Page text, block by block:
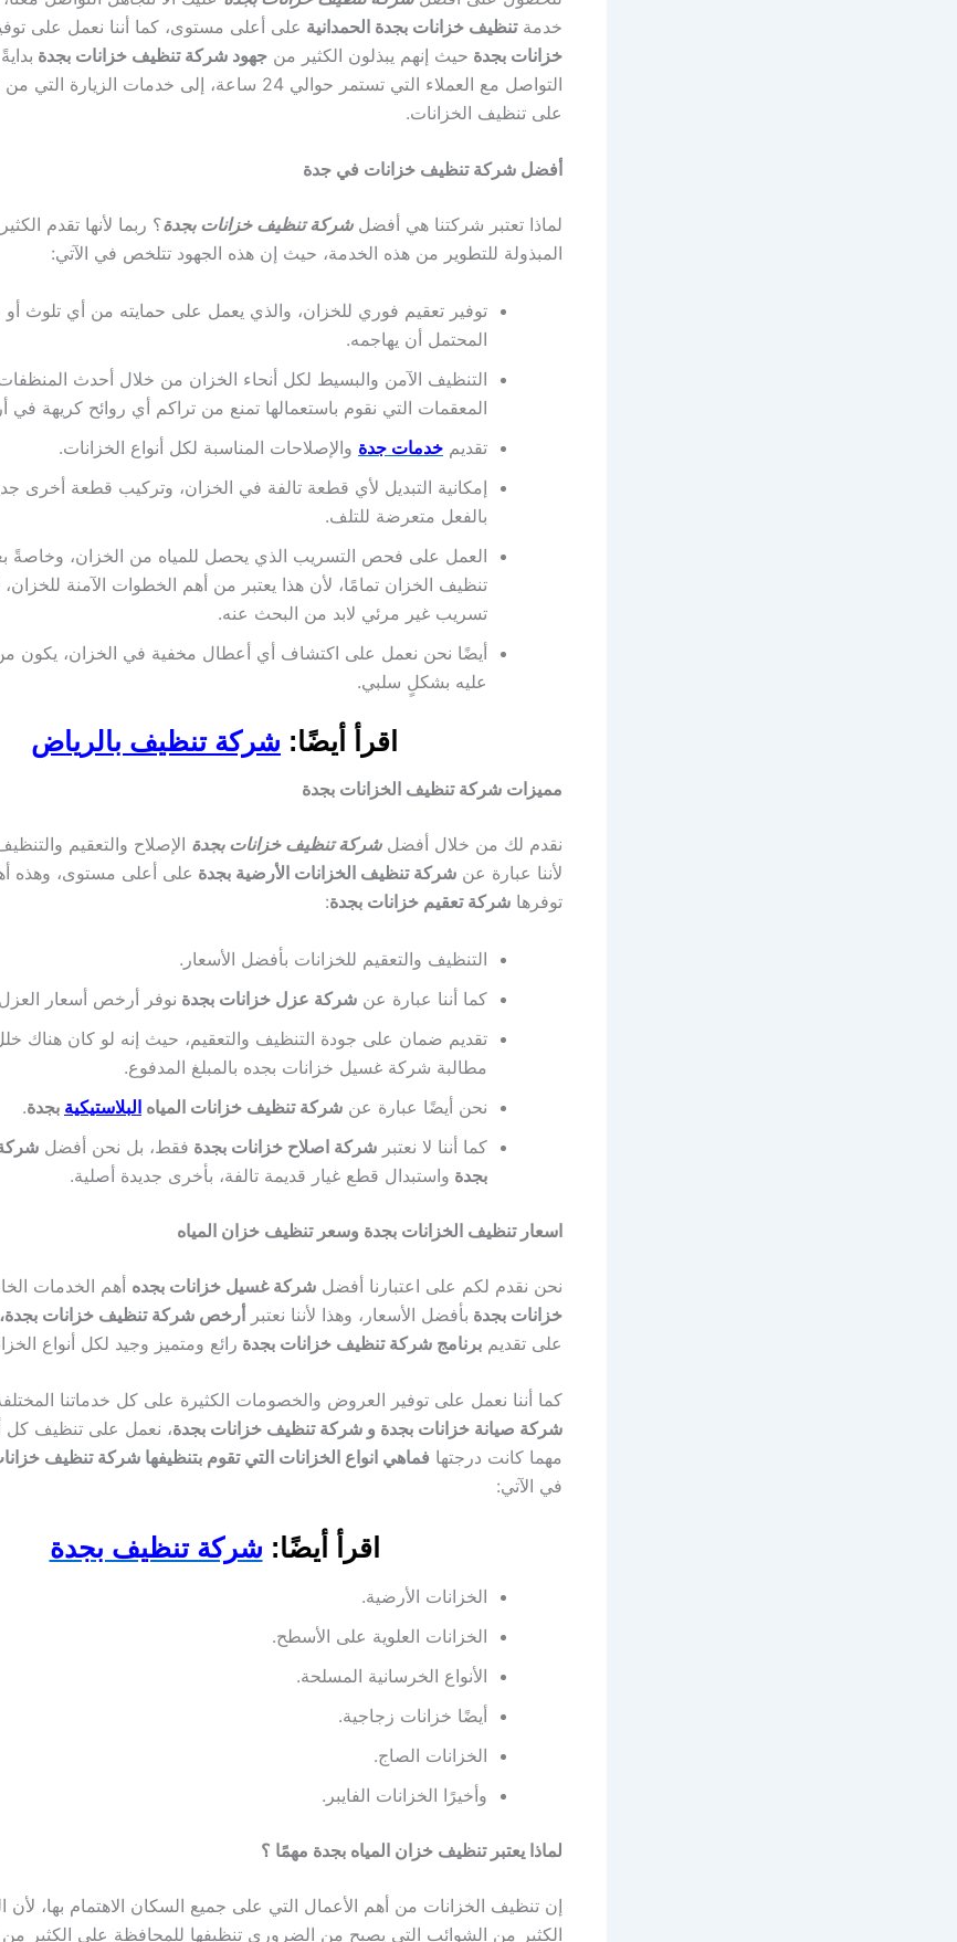
خدمةتنظيف خزانات بجدة الحمدانية على أعلى مستوى، كما أننا نعمل على
خزانات بجدة حيث إنهم يبذلون الكثير من جهود شركة تنظيف خزانات بجدة
التواصل مع العملاء التي تستمر حوالي 24 ساعة، إلى خدمات
على تنظيف الخزانات.
أفضل شركة تنظيف خزانات في جدة
لماذا تعتبر شركتنا هي أفضلشركة تنظيف خزانات بجدة؟ ربما لأنها تقدم
المبذولة للتطوير من هذه الخدمة، حيث إن هذه الجهود تتلخص في الآتي:
توفير تعقيم فوري للخزان، والذي يعمل على حمايته من أي تلوث
المحتمل أن يهاجمه.
التنظيف الآمن والبسيط لكل أنحاء الخزان من خلال أحدث
المعقمات التي نقوم باستعمالها تمنع من تراكم أي روائح كريهة في
تقديم خدمات جدة والإصلاحات المناسبة لكل أنواع الخزانات.
إمكانية التبديل لأي قطعة تالفة في الخزان، وتركيب قطعة أخرى
بالفعل متعرضة للتلف.
العمل على فحص التسريب الذي يحصل للمياه من الخزان، وخاصةً
تنظيف الخزان تمامًا، لأن هذا يعتبر من أهم الخطوات الآمنة
تسريب غير مرئي لابد من البحث عنه.
أيضًا نحن نعمل على اكتشاف أي أعطال مخفية في الخزان، يكون من
عليه بشكلٍ سلبي.
اقرأ أيضًا: شركة تنظيف بالرياض
مميزات شركة تنظيف الخزانات بجدة
نقدم لك من خلال أفضلشركة تنظيف خزانات بجدة الإصلاح والتعقيم
لأننا عبارة عن شركة تنظيف الخزانات الأرضية بجدة على أعلى مستوى، وهذه
توفرها شركة تعقيم خزانات بجدة:
التنظيف والتعقيم للخزانات بأفضل الأسعار.
كما أننا عبارة عن شركة عزل خزانات بجدة نوفر أرخص أسعار
تقديم ضمان على جودة التنظيف والتعقيم، حيث إنه لو كان هناك
مطالبة شركة غسيل خزانات بجده بالمبلغ المدفوع.
نحن أيضًا عبارة عن شركة تنظيف خزانات المياه البلاستيكية بجدة.
كما أننا لا نعتبر شركة اصلاح خزانات بجدة فقط، بل نحن أفضل
بجدة واستبدال قطع غيار قديمة تالفة، بأخرى جديدة أصلية.
اسعار تنظيف الخزانات بجدة وسعر تنظيف خزان المياه
نحن نقدم لكم على اعتبارنا أفضل شركة غسيل خزانات بجده أهم الخدمات
خزانات بجدة بأفضل الأسعار، وهذا لأننا نعتبر أرخص شركة تنظيف خزانات بجدة،
على تقديم برنامج شركة تنظيف خزانات بجدة رائع ومتميز وجيد لكل أنواع
كما أننا نعمل على توفير العروض والخصومات الكثيرة على كل خدماتنا
شركة صيانة خزانات بجدة و شركة تنظيف خزانات بجدة، نعمل على تنظيف كل
مهما كانت درجتها فماهي انواع الخزانات التي تقوم بتنظيفها شركة تنظيف
في الآتي:
اقرأ أيضًا: شركة تنظيف بجدة
الخزانات الأرضية.
الخزانات العلوية على الأسطح.
الأنواع الخرسانية المسلحة.
أيضًا خزانات زجاجية.
الخزانات الصاج.
وأخيرًا الخزانات الفايبر.
لماذا يعتبر تنظيف خزان المياه بجدة مهمًا ؟
إن تنظيف الخزانات من أهم الأعمال التي على جميع السكان الاهتمام بها، لأن
الكثير من الشوائب التي يصبح من الضروري تنظيفها للمحافظة على الكثير من